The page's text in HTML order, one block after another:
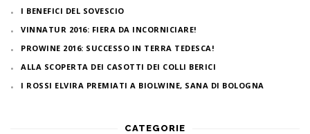
I BENEFICI DEL SOVESCIO
VINNATUR 2016: FIERA DA INCORNICIARE!
PROWINE 2016: SUCCESSO IN TERRA TEDESCA!
ALLA SCOPERTA DEI CASOTTI DEI COLLI BERICI
I ROSSI ELVIRA PREMIATI A BIOLWINE, SANA DI BOLOGNA
CATEGORIE